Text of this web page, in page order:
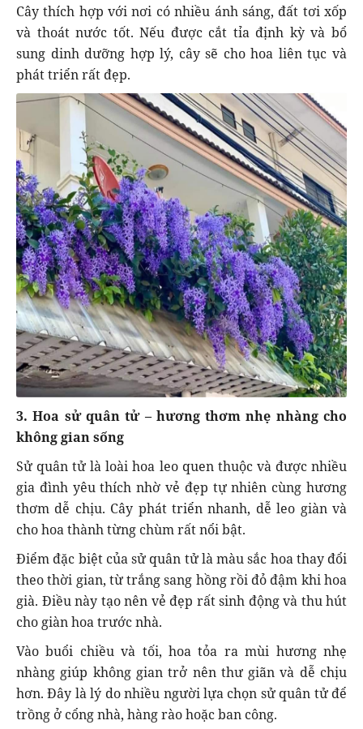
Cây thích hợp với nơi có nhiều ánh sáng, đất tơi xốp
và thoát nước tốt. Nếu được cắt tỉa định kỳ và bổ
sung dinh dưỡng hợp lý, cây sẽ cho hoa liên tục và
phát triển rất đẹp.
3. Hoa sử quân tử – hương thơm nhẹ nhàng cho
không gian sống
Sử quân tử là loài hoa leo quen thuộc và được nhiều
gia đình yêu thích nhờ vẻ đẹp tự nhiên cùng hương
thơm dễ chịu. Cây phát triển nhanh, dễ leo giàn và
cho hoa thành từng chùm rất nổi bật.
Điểm đặc biệt của sử quân tử là màu sắc hoa thay đổi
theo thời gian, từ trắng sang hồng rồi đỏ đậm khi hoa
già. Điều này tạo nên vẻ đẹp rất sinh động và thu hút
cho giàn hoa trước nhà.
Vào buổi chiều và tối, hoa tỏa ra mùi hương nhẹ
nhàng giúp không gian trở nên thư giãn và dễ chịu
hơn. Đây là lý do nhiều người lựa chọn sử quân tử để
trồng ở cổng nhà, hàng rào hoặc ban công.